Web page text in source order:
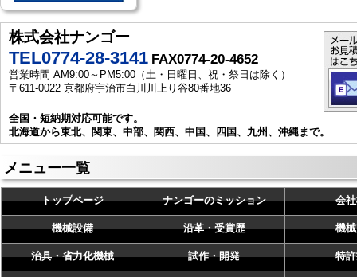
株式会社ナンゴー
TEL0774-28-3141 FAX0774-20-4652
営業時間 AM9:00～PM5:00（土・日曜日、祝・祭日は除く）
〒611-0022 京都府宇治市白川川上り谷80番地36
全国・短納期対応可能です。
北海道から東北、関東、中部、関西、中国、四国、九州、沖縄まで。
メニュー一覧
トップページ ナンゴーのミッション 会
機械設備 沿革・受賞歴 機
治具・省力化機械 試作・開発 特